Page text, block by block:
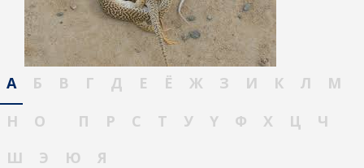
А Б В Г Д Е Ё Ж З И К Л
М
Н
О П Р С Т У Ү Ф Х Ц
Ч
Ш
Э Ю Я